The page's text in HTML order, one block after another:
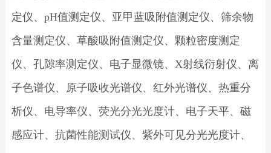
定仪、pH值测定仪、亚甲蓝吸附值测定仪、筛余物
含量测定仪、草酸吸附值测定仪、颗粒密度测定
仪、孔隙率测定仪、电子显微镜、X射线衍射仪、离
子色谱仪、原子吸收光谱仪、红外光谱仪、热重分
析仪、电导率仪、荧光分光光度计、电子天平、磁
感应计、抗菌性能测试仪、紫外可见分光光度计、